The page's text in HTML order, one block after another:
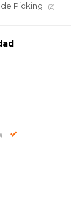
Picking (2)